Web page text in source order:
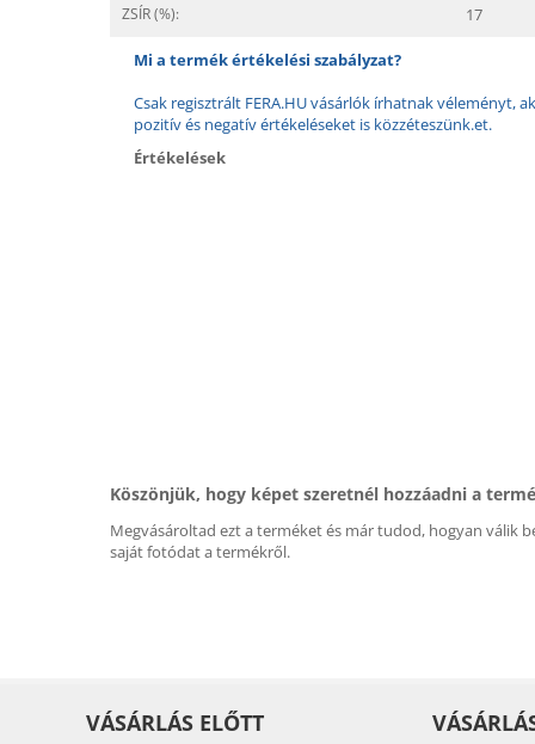
ZSÍR (%): 17
Mi a termék értékelési szabályzat?
Csak regisztrált FERA.HU vásárlók írhatnak véleményt,
pozitív és negatív értékeléseket is közzéteszünk.et.
Értékelések
Köszönjük, hogy képet szeretnél hozzáadni a
Megvásároltad ezt a terméket és már tudod, hogyan válik
saját fotódat a termékről.
VÁSÁRLÁS ELŐTT